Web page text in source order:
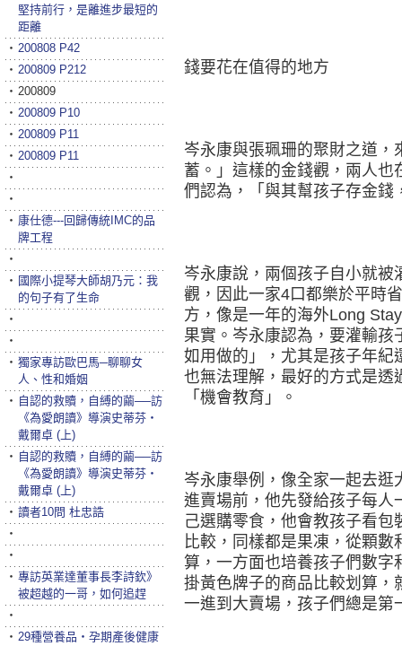
錢要花在值得的地方
岑永康與張珮珊的聚財之道
蓄。」這樣的金錢觀，兩人
們認為，「與其幫孩子存金錢
岑永康說，兩個孩子自小就
觀，因此一家4口都樂於平時
方，像是一年的海外Long
果實。岑永康認為，要灌輸
如用做的」，尤其是孩子年紀
也無法理解，最好的方式是透
「機會教育」。
岑永康舉例，像全家一起去
進賣場前，他先發給孩子每
己選購零食，他會教孩子看
比較，同樣都是果凍，從顆
算，一方面也培養孩子們數字
掛黃色牌子的商品比較划算，
一進到大賣場，孩子們總是第
堅持前行，是離進步最短的
距離
‧ 200808 P42
‧ 200809 P212
‧ 200809
‧ 200809 P10
‧ 200809 P11
‧ 200809 P11
‧
‧
‧ 康仕德---回歸傳統IMC的品
牌工程
‧
‧ 國際小提琴大師胡乃元：我
的句子有了生命
‧
‧
‧ 獨家專訪歐巴馬─聊聊女
人、性和婚姻
‧ 自認的救贖，自縛的繭──訪
《為愛朗讀》導演史蒂芬‧
戴爾卓 (上)
‧ 自認的救贖，自縛的繭──訪
《為愛朗讀》導演史蒂芬‧
戴爾卓 (上)
‧ 讀者10問 杜忠誥
‧
‧
‧ 專訪英業達董事長李詩欽》
被超越的一哥，如何追趕
‧
‧ 29種營養品‧孕期產後健康